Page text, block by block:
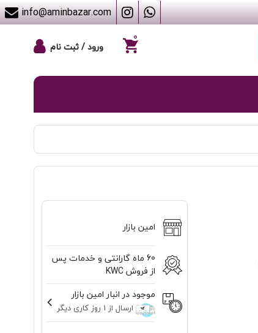
info@aminbazar.com
ورود / ثبت نام
۰
امین بازار
60 ماه گارانتی و خدمات پس
از فروش KWC
موجود در انبار امین بازار
ارسال از 1 روز کاری دیگر